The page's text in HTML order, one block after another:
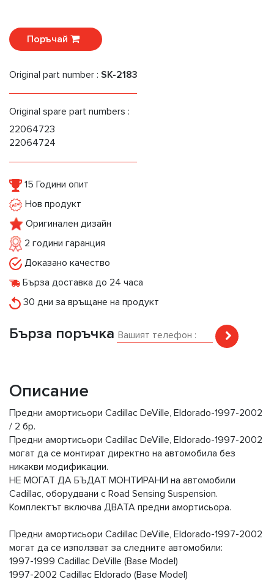
Поръчай
Original part number : SK-2183
Original spare part numbers :
22064723
22064724
15 Години опит
Нов продукт
Оригинален дизайн
2 години гаранция
Доказано качество
Бърза доставка до 24 часа
30 дни за връщане на продукт
Бърза поръчка
Описание
Предни амортисьори Cadillac DeVille, Eldorado-1997-2002
/ 2 бр.
Предни амортисьори Cadillac DeVille, Eldorado-1997-2002
могат да се монтират директно на автомобила без
никакви модификации.
НЕ МОГАТ ДА БЪДАТ МОНТИРАНИ на автомобили
Cadillac, оборудвани с Road Sensing Suspension.
Комплектът включва ДВАТА предни амортисьора.
Предни амортисьори Cadillac DeVille, Eldorado-1997-2002
могат да се използват за следните автомобили:
1997-1999 Cadillac DeVille (Base Model)
1997-2002 Cadillac Eldorado (Base Model)